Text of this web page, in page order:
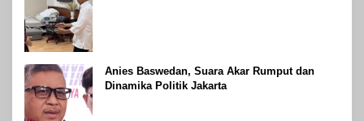
Anies Baswedan, Suara Akar Rumput dan
Dinamika Politik Jakarta